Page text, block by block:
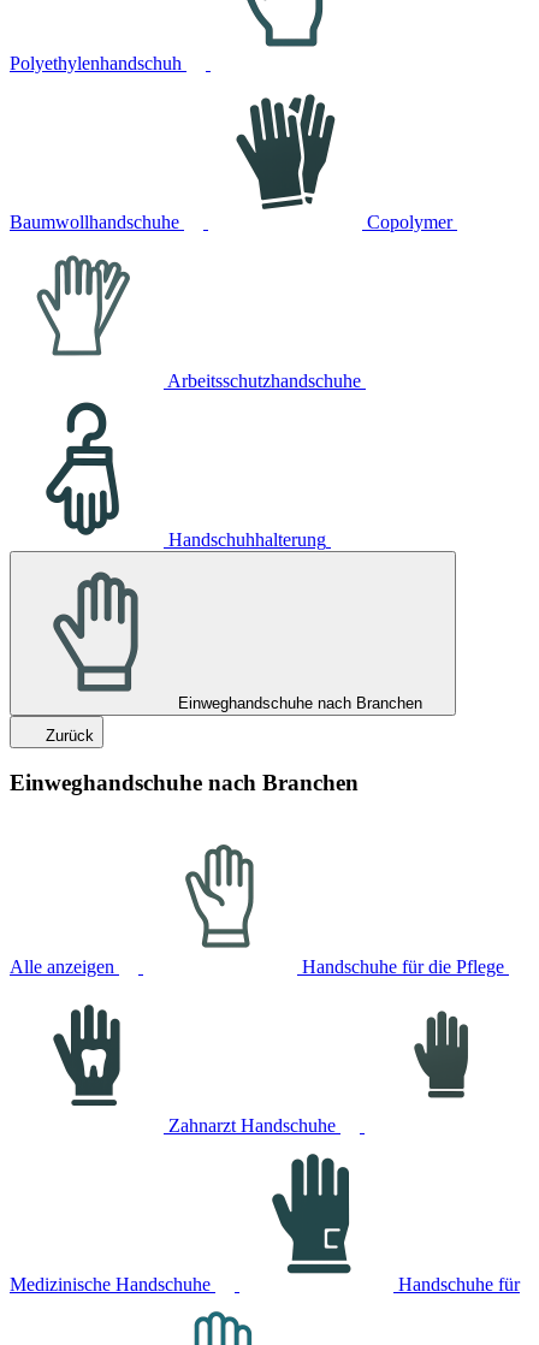
Polyethylenhandschuh
Baumwollhandschuhe Copolymer
Arbeitsschutzhandschuhe
Handschuhhalterung
Einweghandschuhe nach Branchen
Zurück
Einweghandschuhe nach Branchen
Alle anzeigen Handschuhe für die Pflege
Zahnarzt Handschuhe
Medizinische Handschuhe Handschuhe für